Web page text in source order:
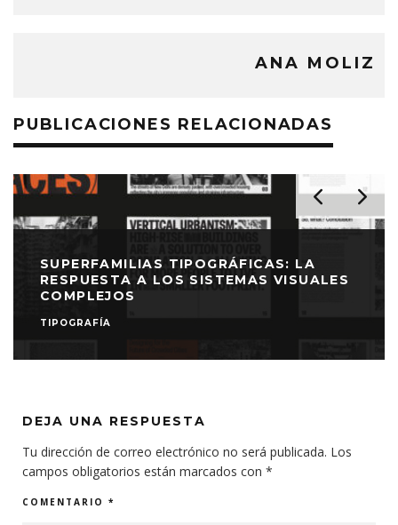
ANA MOLIZ
PUBLICACIONES RELACIONADAS
SUPERFAMILIAS TIPOGRÁFICAS: LA
RESPUESTA A LOS SISTEMAS VISUALES
COMPLEJOS
TIPOGRAFÍA
DEJA UNA RESPUESTA
Tu dirección de correo electrónico no será publicada. Los
campos obligatorios están marcados con *
COMENTARIO *